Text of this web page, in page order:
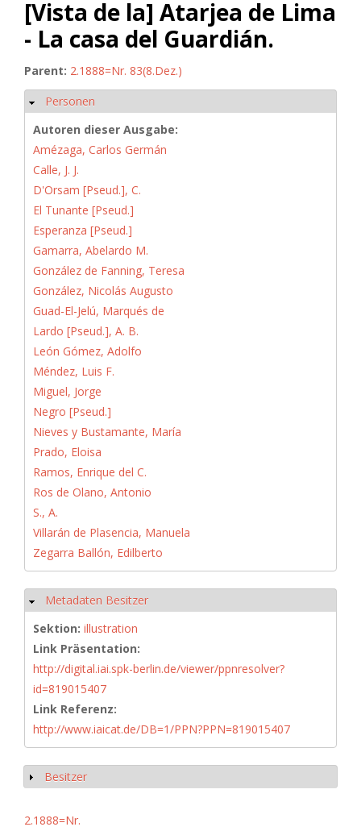
[Vista de la] Atarjea de Lima
- La casa del Guardián.
Parent: 2.1888=Nr. 83(8.Dez.)
Hide
Personen
Autoren dieser Ausgabe:
Amézaga, Carlos Germán
Calle, J. J.
D'Orsam [Pseud.], C.
El Tunante [Pseud.]
Esperanza [Pseud.]
Gamarra, Abelardo M.
González de Fanning, Teresa
González, Nicolás Augusto
Guad-El-Jelú, Marqués de
Lardo [Pseud.], A. B.
León Gómez, Adolfo
Méndez, Luis F.
Miguel, Jorge
Negro [Pseud.]
Nieves y Bustamante, María
Prado, Eloisa
Ramos, Enrique del C.
Ros de Olano, Antonio
S., A.
Villarán de Plasencia, Manuela
Zegarra Ballón, Edilberto
Hide
Metadaten Besitzer
Sektion: illustration
Link Präsentation:
http://digital.iai.spk-berlin.de/viewer/ppnresolver?
id=819015407
Link Referenz:
http://www.iaicat.de/DB=1/PPN?PPN=819015407
Show
Besitzer
2.1888=Nr.